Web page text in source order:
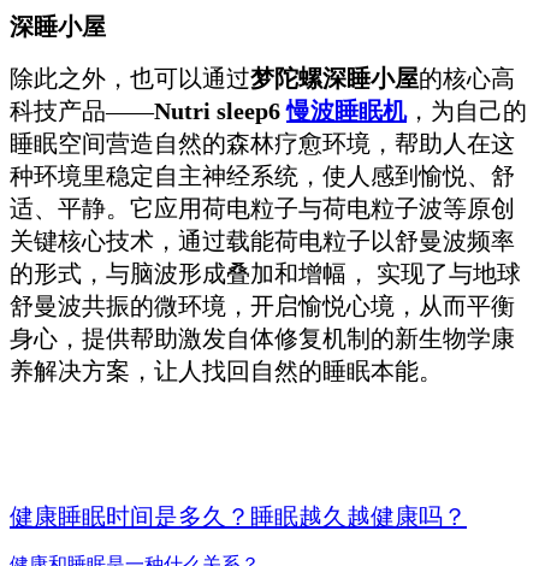
深睡小屋
除此之外，也可以通过梦陀螺深睡小屋的核心高
科技产品——Nutri sleep6慢波睡眠机，为自己的
睡眠空间营造自然的森林疗愈环境，帮助人在这
种环境里稳定自主神经系统，使人感到愉悦、舒
适、平静。它应用荷电粒子与荷电粒子波等原创
关键核心技术，通过载能荷电粒子以舒曼波频率
的形式，与脑波形成叠加和增幅， 实现了与地球
舒曼波共振的微环境，开启愉悦心境，从而平衡
身心，提供帮助激发自体修复机制的新生物学康
养解决方案，让人找回自然的睡眠本能。
健康睡眠时间是多久？睡眠越久越健康吗？